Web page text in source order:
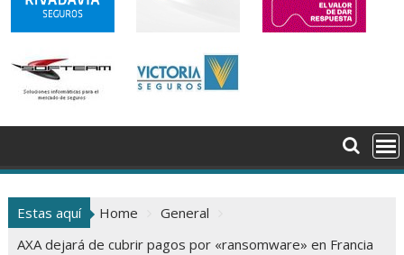
Estas aquí Home
General
AXA dejará de cubrir pagos por «ransomware» en Francia